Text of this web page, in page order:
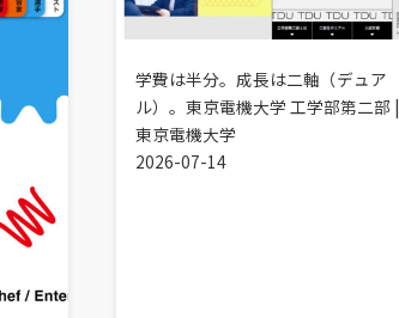
学費は半分。成長は二軸（デュア
ル）。東京電機大学 工学部第二部 |
東京電機大学
2026-07-14